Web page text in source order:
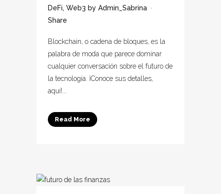
DeFi, Web3 by Admin_Sabrina
Share
Blockchain, o cadena de bloques, es la
palabra de moda que parece dominar
cualquier conversación sobre el futuro de
la tecnología. ¡Conoce sus detalles,
aquí!...
Read More